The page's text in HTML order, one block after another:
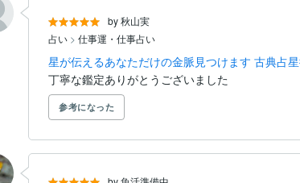
by 秋山実
占い > 仕事運・仕事占い
星が伝えるあなただけの金脈見つけます 古典占
丁寧な鑑定ありがとうございました
参考になった